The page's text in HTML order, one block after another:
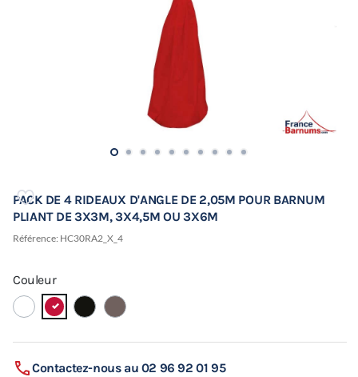
PACK DE 4 RIDEAUX D'ANGLE DE 2,05M POUR BARNUM
PLIANT DE 3X3M, 3X4,5M OU 3X6M
Référence: HC30RA2_X_4
Couleur
Contactez-nous au 02 96 92 01 95